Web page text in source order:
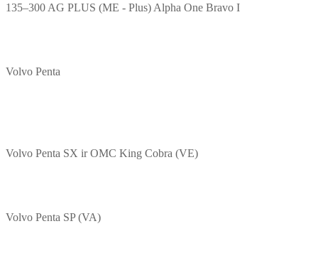
135–300 AG PLUS (ME - Plus) Alpha One Bravo I
Volvo Penta
Volvo Penta SX ir OMC King Cobra (VE)
Volvo Penta SP (VA)